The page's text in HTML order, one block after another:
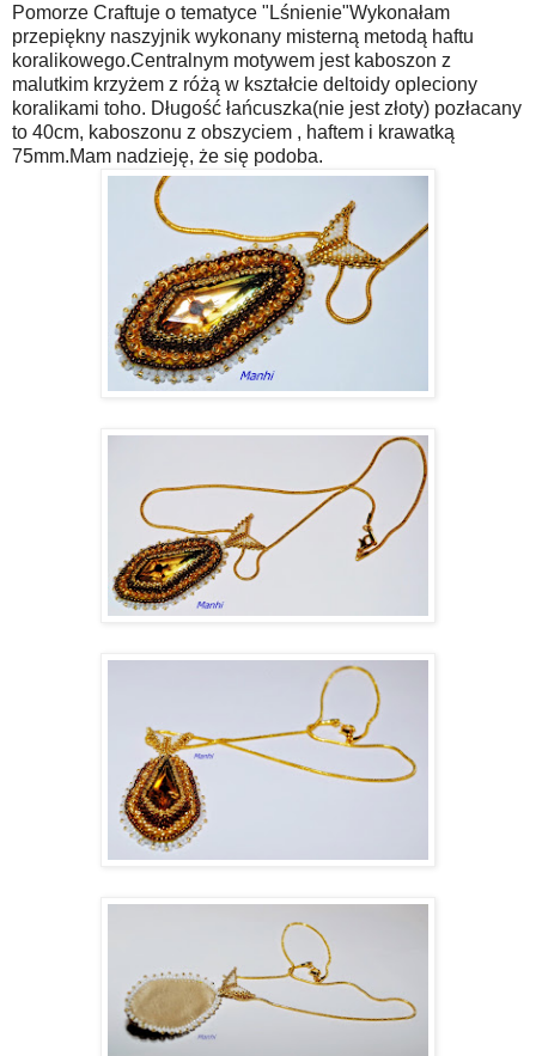
Pomorze Craftuje o tematyce "Lśnienie"Wykonałam
przepiękny naszyjnik wykonany misterną metodą haftu
koralikowego.Centralnym motywem jest kaboszon z
malutkim krzyżem z różą w kształcie deltoidy opleciony
koralikami toho. Długość łańcuszka(nie jest złoty) pozłacany
to 40cm, kaboszonu z obszyciem , haftem i krawatką
75mm.Mam nadzieję, że się podoba.